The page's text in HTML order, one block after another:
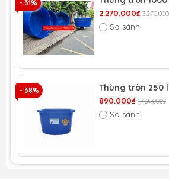
- 31%
2.270.000₫
So sánh
- 38% Thùng tròn 250
890.000₫ 1.439.000₫
So sánh